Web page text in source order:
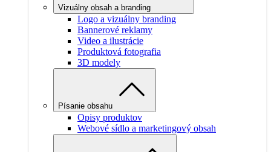
Vizuálny obsah a branding
Logo a vizuálny branding
Bannerové reklamy
Video a ilustrácie
Produktová fotografia
3D modely
Písanie obsahu
Opisy produktov
Webové sídlo a marketingový obsah